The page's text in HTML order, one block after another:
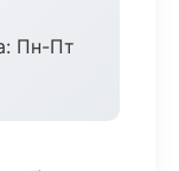
Пн-Пт